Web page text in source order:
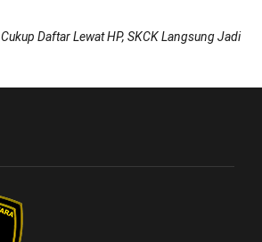
Cukup Daftar Lewat HP, SKCK Langsung Jadi